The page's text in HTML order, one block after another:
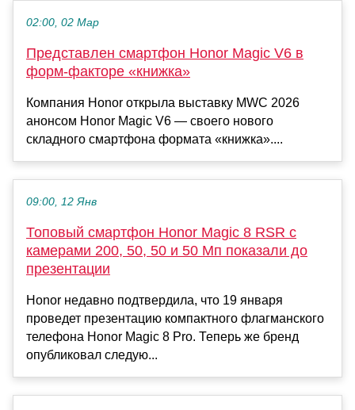
02:00, 02 Мар
Представлен смартфон Honor Magic V6 в
форм-факторе «книжка»
Компания Honor открыла выставку MWC 2026
анонсом Honor Magic V6 — своего нового
складного смартфона формата «книжка»....
09:00, 12 Янв
Топовый смартфон Honor Magic 8 RSR с
камерами 200, 50, 50 и 50 Мп показали до
презентации
Honor недавно подтвердила, что 19 января
проведет презентацию компактного флагманского
телефона Honor Magic 8 Pro. Теперь же бренд
опубликовал следую...